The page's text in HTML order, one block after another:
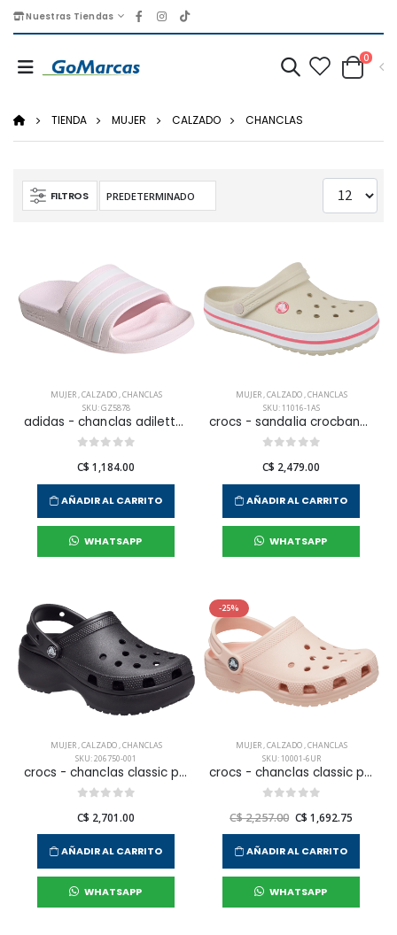
Nuestras Tiendas
0
TIENDA MUJER CALZADO CHANCLAS
FILTROS
MUJER,CALZADO,CHANCLAS
SKU: GZ5878
adidas - chanclas adilette aqua para mujer
C$ 1,184.00
AÑADIR AL CARRITO
WHATSAPP
MUJER,CALZADO,CHANCLAS
SKU: 11016-1AS
crocs - sandalia crocband para mujer
C$ 2,479.00
AÑADIR AL CARRITO
WHATSAPP
MUJER,CALZADO,CHANCLAS
SKU: 206750-001
crocs - chanclas classic platform clog w para mujer
C$ 2,701.00
AÑADIR AL CARRITO
WHATSAPP
-25%
MUJER,CALZADO,CHANCLAS
SKU: 10001-6UR
crocs - chanclas classic para mujer
C$ 2,257.00 C$ 1,692.75
AÑADIR AL CARRITO
WHATSAPP